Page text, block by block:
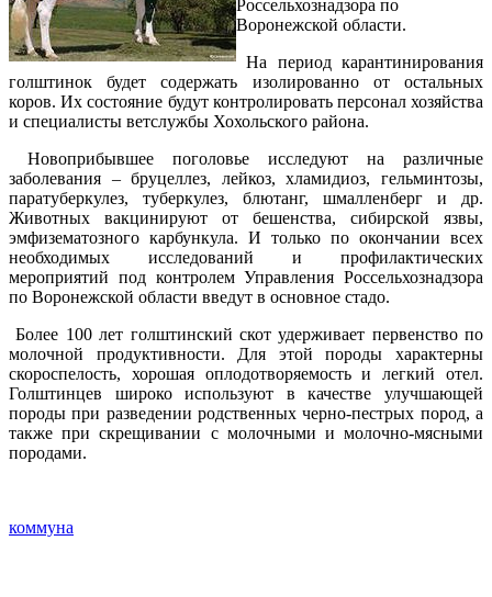
Россельхознадзора по
Воронежской области.
На период карантинирования
голштинок будет содержать изолированно от остальных
коров. Их состояние будут контролировать персонал хозяйства
и специалисты ветслужбы Хохольского района.
Новоприбывшее поголовье исследуют на различные
заболевания – бруцеллез, лейкоз, хламидиоз, гельминтозы,
паратуберкулез, туберкулез, блютанг, шмалленберг и др.
Животных вакцинируют от бешенства, сибирской язвы,
эмфизематозного карбункула. И только по окончании всех
необходимых исследований и профилактических
мероприятий под контролем Управления Россельхознадзора
по Воронежской области введут в основное стадо.
Более 100 лет голштинский скот удерживает первенство по
молочной продуктивности. Для этой породы характерны
скороспелость, хорошая оплодотворяемость и легкий отел.
Голштинцев широко используют в качестве улучшающей
породы при разведении родственных черно-пестрых пород, а
также при скрещивании с молочными и молочно-мясными
породами.
коммуна